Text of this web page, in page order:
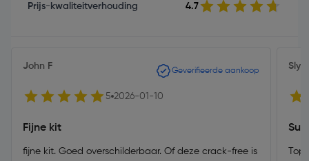
Prijs-kwaliteitverhouding 4.7
John F Geverifieerde aankoop
5 2026-01-10
Fijne kit
fijne kit. Goed overschilderbaar. Of deze crack-free is